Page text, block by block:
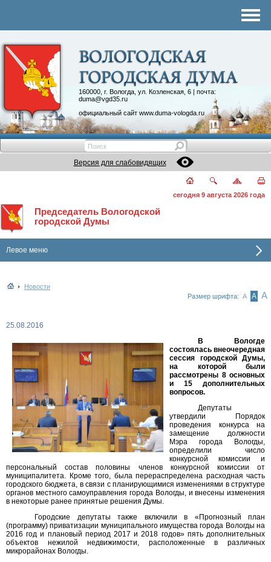
160000, г. Вологда, ул. Козленская, 6 | почта:
duma@vgd35.ru
официальный сайт www.duma-vologda.ru
Контакты
Депутатские объединения
Версия для слабовидящих
сегодня 9 августа 2026 года
Председатель Вологодской
городской Думы
Левое меню
Новости
Размер шрифта: А А А
25.08.2016
В Вологде
состоялась внеочередная
сессия городской Думы,
на которой были
рассмотрены 8 основных
и 15 дополнительных
вопросов.
Депутаты
утвердили Порядок
проведения конкурса на
замещение должности
Мэра города Вологды,
определили число
конкурсной комиссии и
персональный состав половины членов конкурсной комиссии от
муниципалитета. Кроме того, была перераспределена расходная часть
городского бюджета, в связи с планирующимися изменениями в структуре
органов местного самоуправления города Вологды, и внесены изменения
в некоторые ранее принятые решения Думы.
Городские депутаты также включили в «Прогнозный план
(программу) приватизации муниципального имущества города Вологды на
2016 год и плановый период 2017 и 2018 годов» пять дополнительных
объектов нежилой недвижимости, расположенные в различных
микрорайонах Вологды.